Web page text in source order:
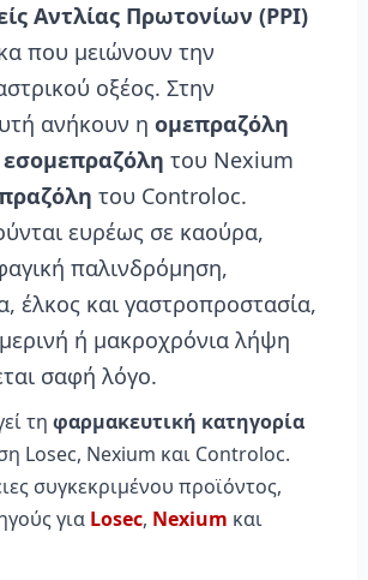
Αντλίας Πρωτονίων (PPI)
που μειώνουν την
οξέος. Στην
ανήκουν η ομεπραζόλη
εσομεπραζόλη του Nexium
του Controloc.
ευρέως σε καούρα,
παλινδρόμηση,
έλκος και γαστροπροστασία,
ή μακροχρόνια λήψη
σαφή λόγο.
τη φαρμακευτική κατηγορία
Losec, Nexium και Controloc.
συγκεκριμένου προϊόντος,
για Losec, Nexium και